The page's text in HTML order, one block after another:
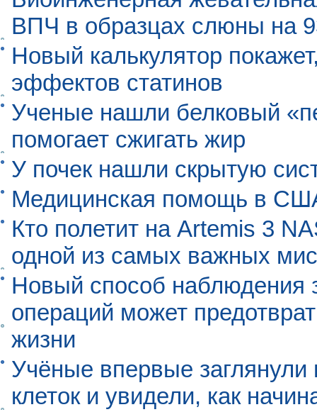
ВПЧ в образцах слюны на
Новый калькулятор
эффектов статинов
Ученые нашли белковый
помогает сжигать жир
У почек нашли скрытую
Медицинская помощь в
Кто полетит на Artemis 3
одной из самых важных
Новый способ наблюдения
операций может
жизни
Учёные впервые
клеток и увидели, как